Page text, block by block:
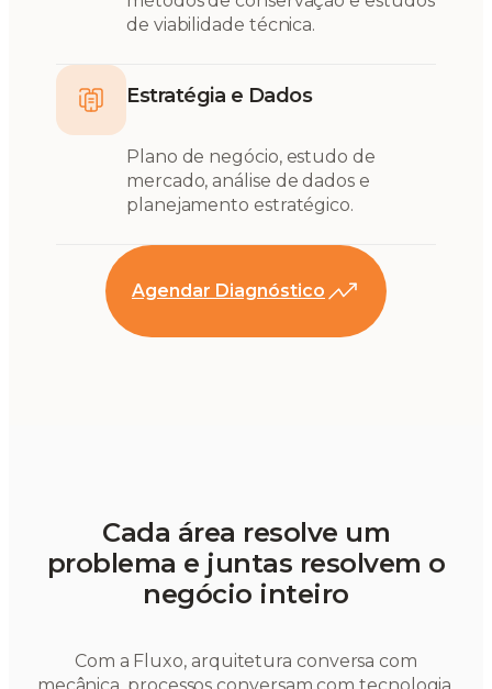
de viabilidade técnica.
Estratégia e Dados
Plano de negócio, estudo de
mercado, análise de dados e
planejamento estratégico.
Agendar Diagnóstico
Cada área resolve um
problema e juntas resolvem o
negócio inteiro
Com a Fluxo, arquitetura conversa com